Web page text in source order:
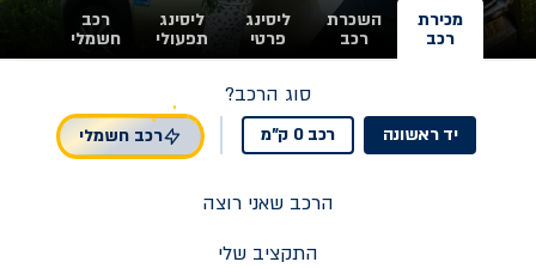
מכירת
רכב
השכרת
רכב
ליסינג
פרטי
ליסינג
תפעולי
רכב
חשמלי
סוג הרכב?
יד ראשונה רכב 0 ק"מ רכב חשמלי
הרכב שאני רוצה
התקציב שלי